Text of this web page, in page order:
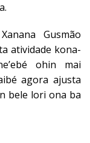
Gusmão
atividade kona-
ohin mai
agora ajusta
bele lori ona ba